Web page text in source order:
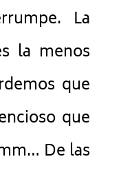
La
la menos
que
que
De las